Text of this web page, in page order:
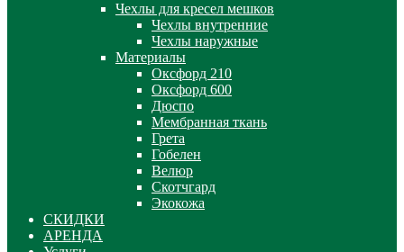
Чехлы для кресел мешков
Чехлы внутренние
Чехлы наружные
Материалы
Оксфорд 210
Оксфорд 600
Дюспо
Мембранная ткань
Грета
Гобелен
Велюр
Скотчгард
Экокожа
СКИДКИ
АРЕНДА